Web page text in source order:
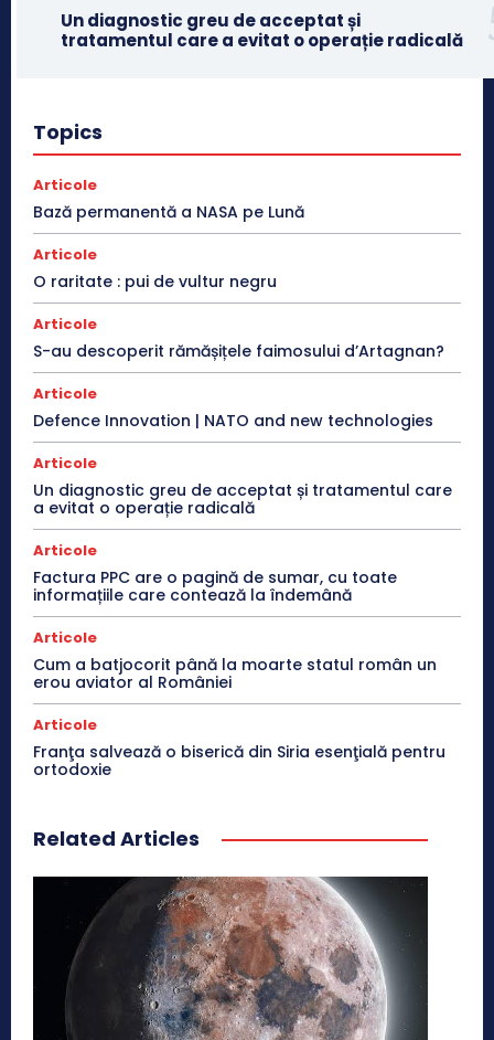
Un diagnostic greu de acceptat și
tratamentul care a evitat o operație radicală
Topics
Articole
Bază permanentă a NASA pe Lună
Articole
O raritate : pui de vultur negru
Articole
S-au descoperit rămășițele faimosului d’Artagnan?
Articole
Defence Innovation | NATO and new technologies
Articole
Un diagnostic greu de acceptat și tratamentul care
a evitat o operație radicală
Articole
Factura PPC are o pagină de sumar, cu toate
informațiile care contează la îndemână
Articole
Cum a batjocorit până la moarte statul român un
erou aviator al României
Articole
Franţa salvează o biserică din Siria esenţială pentru
ortodoxie
Related Articles